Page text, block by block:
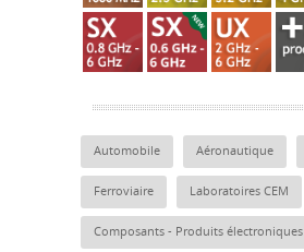
Automobile Aéronautique
Ferroviaire Laboratoires CEM
Composants - Produits électroniques